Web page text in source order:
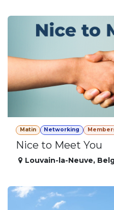
Matin Networking
Nice to Meet You
Louvain-la-Neuve,